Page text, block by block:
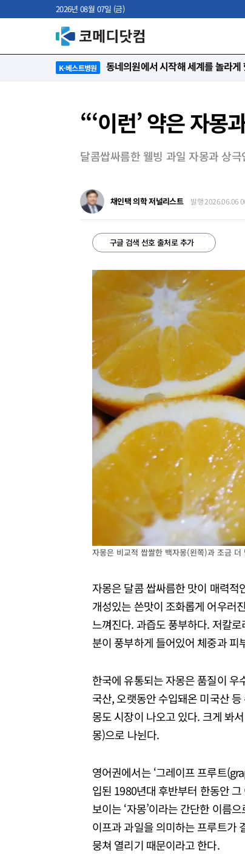
2026년 08월 07일 (금)
K-베스트병원 “절대 먼저 말하지 않아요. 대신 먼
“‘이런’ 약은 자
달콤쌉싸름한 웰빙 과일 자몽과 상
채인택 의학 저널리스트 발행 2026.06.06
구글 검색 선호 출처로 추가
자몽은 비교적 쌉쌀한 백자몽(왼쪽)과 조금
자몽은 달콤 쌉싸름한 맛이 매력적
개성있는 쓴맛이 조화롭게 어우러
느껴진다. 과즙도 풍부하다. 저칼
분이 풍부하게 들어있어 체중과 피
한국에 유통되는 자몽은 품질이
국산, 오랫동안 수입돼온 미국산
몽도 시장이 나오고 있다. 크게 봐
몽)으로 나뉜다.
영어권에서는 ‘그레이프 프루트
입된 1980년대 후반부터 한동안
보이는 ‘자몽’이라는 간단한 이름
이프과 과일을 의미하는 프루트가
뭉쳐 열리기 때문이라고 한다.